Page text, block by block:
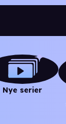
Nye serier